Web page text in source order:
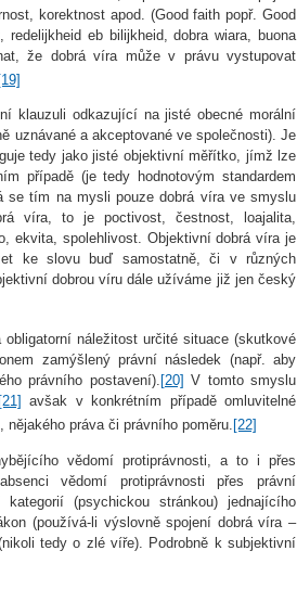
korektnost apod. (Good faith popř. Good
eb bilijkheid, dobra wiara, buona
že dobrá víra může v právu vystupovat
klauzuli odkazující na jisté obecné morální
uznávané a akceptované ve společnosti). Je
tedy jako jisté objektivní měřítko, jímž lze
případě (je tedy hodnotovým standardem
se tím na mysli pouze dobrá víra ve smyslu
víra, to je poctivost, čestnost, loajalita,
ekvita, spolehlivost. Objektivní dobrá víra je
ke slovu buď samostatně, či v různých
dobrou víru dále užíváme již jen český
náležitost určité situace (skutkové
zamýšlený právní následek (např. aby
právního postavení). [20] V tomto smyslu
[21] avšak v konkrétním případě omluvitelné
práva či právního poměru. [22]
vědomí protiprávnosti, a to i přes
vědomí protiprávnosti přes právní
(psychickou stránkou) jednajícího
(používá-li výslovně spojení dobrá víra –
tedy o zlé víře). Podrobně k subjektivní